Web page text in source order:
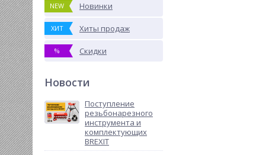
NEW Новинки
ХИТ Хиты продаж
% Скидки
Новости
Поступление
резьбонарезного
инструмента и
комплектующих
BREXIT